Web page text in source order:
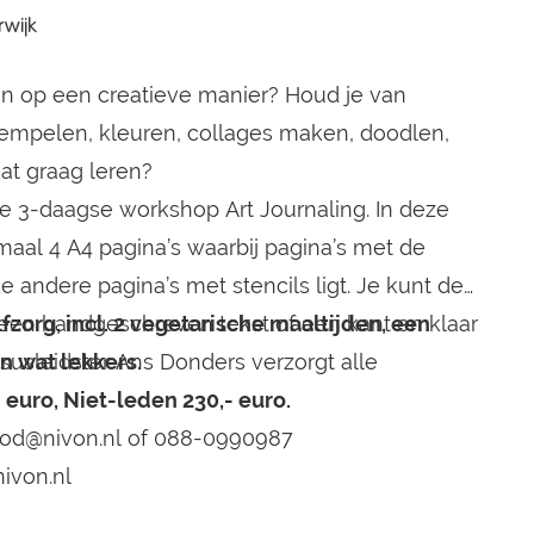
hele
een Pod.
op een creatieve manier? Houd je van
kleuren, collages maken, doodlen,
graag leren?
3-daagse workshop Art Journaling. In deze
4 A4 pagina’s waarbij pagina’s met de
andere pagina’s met stencils ligt. Je kunt de
handgeschreven tekst of een kant en klaar
Ans Donders verzorgt alle
incl. 2 vegetarische maaltijden, een
wat lekkers.
Niet-leden 230,- euro.
of 088-0990987